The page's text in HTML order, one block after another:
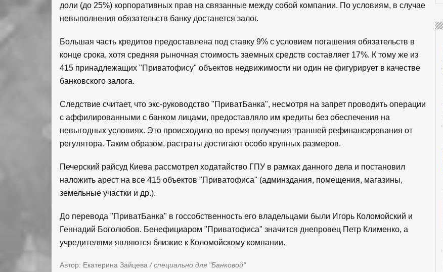
доли (до 25%) корпоративных прав на связанные между собой компании. По условиям, в случае
невыполнения обязательств банку достанется залог.
Большая часть кредитов предоставлена под ставку 9% с условием погашения обязательств в
конце срока, хотя средняя рыночная стоимость заемных средств составляет 17%. К тому же из
415 принадлежащих "Приватофису" объектов недвижимости ни один не фигурирует в качестве
банковского залога.
Следствие считает, что экс-руководство "ПриватБанка", несмотря на запрет проводить операции
с аффилированными с банком лицами, предоставляло им кредиты без обеспечения на
невыгодных условиях. Это происходило во время получения траншей рефинансирования от
регулятора. Таким образом, растраты достигают особо крупных размеров.
Печерский райсуд Киева рассмотрел ходатайство ГПУ в рамках данного дела и постановил
наложить арест на все 415 объектов "Приватофиса" (админздания, помещения, магазины,
земельные участки и др.).
До перевода "ПриватБанка" в госсобственность его владельцами были Игорь Коломойский и
Геннадий Боголюбов. Бенефициаром "Приватофиса" значится днепровец Петр Клименко, а
учредителями являются близкие к Коломойскому компании.
Автор: Екатерина Зайцева/ специально для "Банковой"